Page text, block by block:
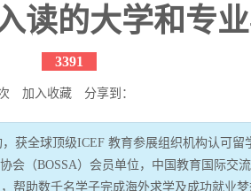
读的大学和专
3391
加入收藏 分享到：
获全球顶级ICEF 教育参展组织机构认可留
会（BOSSA）会员单位，中国教育国际交
帮助数千名学子完成海外求学及成功就业梦